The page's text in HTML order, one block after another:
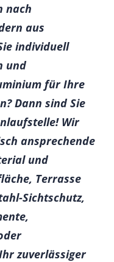
nach
aus
individuell
und
für Ihre
Dann sind Sie
Wir
ansprechende
und
Terrasse
Sichtschutz,
zuverlässiger